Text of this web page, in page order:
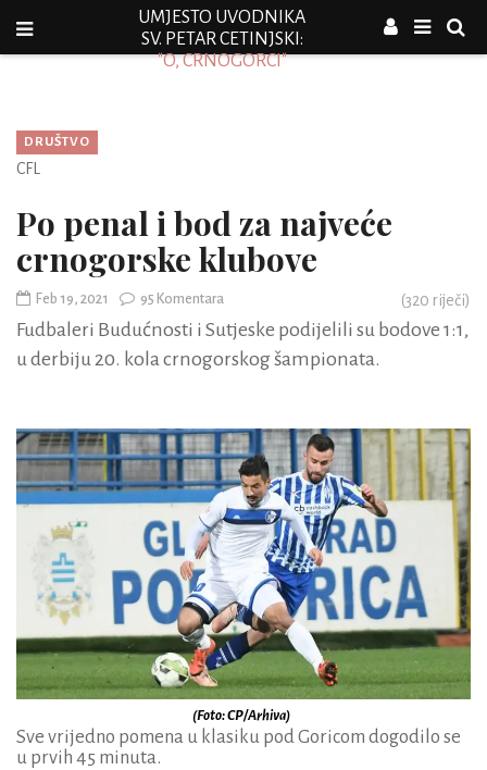
UMJESTO UVODNIKA
SV. PETAR CETINJSKI:
"O, CRNOGORCI"
DRUŠTVO
CFL
Po penal i bod za najveće
crnogorske klubove
Feb 19, 2021 95 Komentara (320 riječi)
Fudbaleri Budućnosti i Sutjeske podijelili su bodove 1:1,
u derbiju 20. kola crnogorskog šampionata.
(Foto: CP/Arhiva)
Sve vrijedno pomena u klasiku pod Goricom dogodilo se
u prvih 45 minuta.